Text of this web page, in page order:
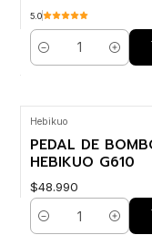
5.0
Cantidad
Hebikuo
PEDAL DE
HEBIKUO G610
$48.990
Cantidad